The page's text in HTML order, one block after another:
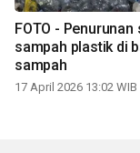
FOTO - Penurunan
sampah plastik di
sampah
17 April 2026 13:02 WIB